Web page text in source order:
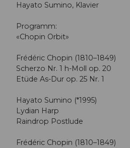
Hayato Sumino, Klavier
Programm:
«Chopin Orbit»
Frédéric Chopin (1810–1849)
Scherzo Nr. 1 h-Moll op. 20
Etüde As-Dur op. 25 Nr. 1
Hayato Sumino (*1995)
Lydian Harp
Raindrop Postlude
Frédéric Chopin (1810–1849)